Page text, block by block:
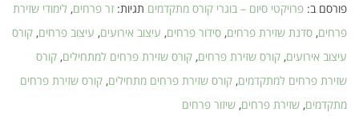
פורסם ב: פרויקטי סיום – בוגרי קורס מתקדמים תגיות: זר פרחים, לימודי שזירת
פרחים, סדנת שזירת פרחים, סידור פרחים, עיצוב אירועים, עיצוב פרחים, קורס
עיצוב אירועים, קורס שזירת פרחים, קורס שזירת פרחים למתחילים, קורס
שזירת פרחים למתקדמים, קורס שזירת פרחים מתחילים, קורס שזירת פרחים
מתקדמים, שזירת פרחים, שיזור פרחים